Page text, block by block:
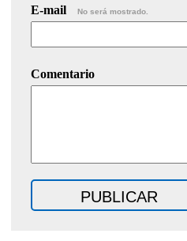
E-mail No será mostrado.
Comentario